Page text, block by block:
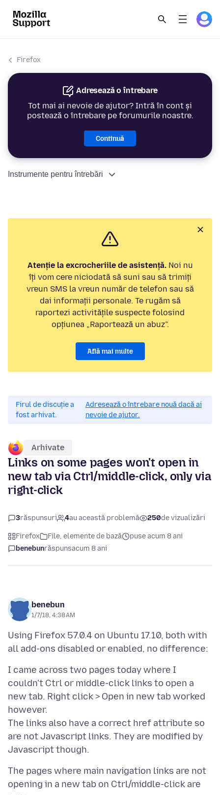
Firefox
Adresează o întrebare
Tot mai ai nevoie de ajutor? Intră în cont și
postează o întrebare pe forumurile noastre.
Continuă
Instrumente pentru întrebări
Atenție la excrocheriile de asistență.Noi nu
îți vom cere niciodată să suni sau să trimiți
vreun SMS la vreun număr de telefon sau să
dai informații personale. Te rugăm să
raportezi activitățile suspecte folosind
opțiunea „Raportează un abuz”.
Află mai multe
Firul de discuție a
fost arhivat.
Adresează o întrebare nouă dacă ai
nevoie de ajutor.
Arhivate
Links on some pages won't open in
new tab via Ctrl/middle-click, only via
right-click
3răspunsuri 4au această problemă 250de vizualizări
Firefox File, elemente de bază
puse acum 8 ani
benebunrăspunsacum 8 ani
benebun
1/7/18, 4:38 AM
Using Firefox 57.0.4 on Ubuntu 17.10, both with
I came across two pages today where I
couldn't Ctrl or middle-click links to open a
new tab. Right click > Open in new tab worked
however.
The links also have a correct href attribute so
are not Javascript links. They are modified by
The pages where main navigation links are not
opening in a new tab on Ctrl/middle-click are